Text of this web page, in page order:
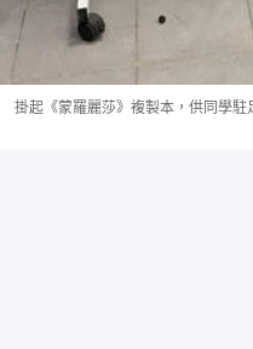
掛起《蒙羅麗莎》複製本，供同學駐